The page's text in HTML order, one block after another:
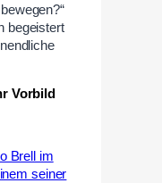
begeistert
Vorbild